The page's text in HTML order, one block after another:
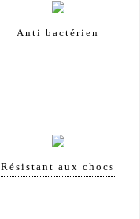
Anti bactérien
Résistant aux chocs